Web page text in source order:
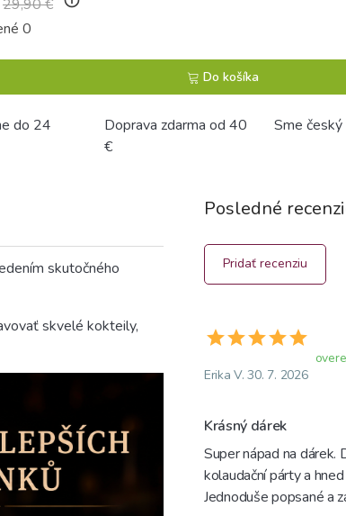
29,90 €
0
Do košíka
do 24
Doprava zdarma od 40
€
Sme český
skutočného
skvelé kokteily,
Posledné
Pridať recenziu
Erika V. 30. 7. 2026
Krásný dárek
Super nápad na
kolaudační párty a
Jednoduše popsané a